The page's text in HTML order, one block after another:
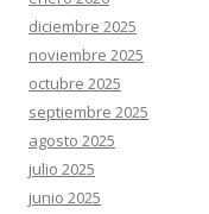
diciembre 2025
noviembre 2025
octubre 2025
septiembre 2025
agosto 2025
julio 2025
junio 2025